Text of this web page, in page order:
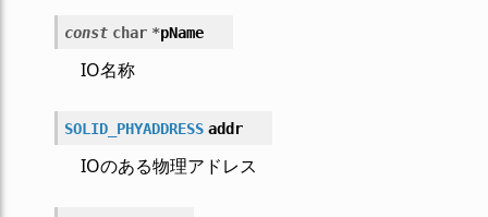
const char *pName
IO名称
SOLID_PHYADDRESS addr
IOのある物理アドレス